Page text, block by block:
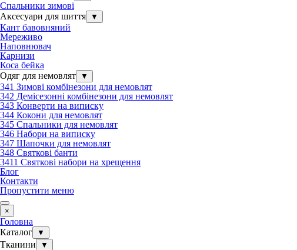
Спальники зимові
Аксесуари для шиття
▼
Кант бавовняний
Мереживо
Наповнювач
Карнизи
Коса бейка
Одяг для немовлят
▼
341 Зимові комбінезони для немовлят
342 Демісезонні комбінезони для немовлят
343 Конверти на виписку
344 Кокони для немовлят
345 Спальники для немовлят
346 Набори на виписку
347 Шапочки для немовлят
348 Святкові банти
3411 Святкові набори на хрещення
Блог
Контакти
Пропустити меню
×
Головна
Каталог
▼
Тканини ▼